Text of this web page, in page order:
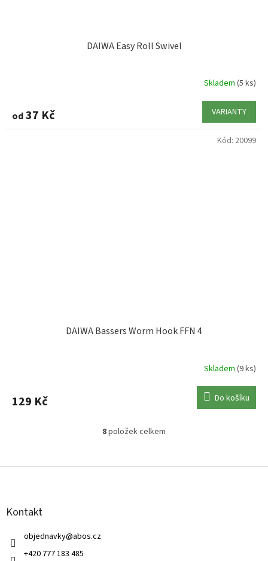
DAIWA Easy Roll Swivel
Skladem (5 ks)
od37 Kč VARIANTY
DAIWA Bassers Worm Hook FFN 4
Skladem (9 ks)
129 Kč Do košíku
Kód: 20099
O
á
8položek celkem
Kontakt
objednavky@abos.cz
+420 777 183 485